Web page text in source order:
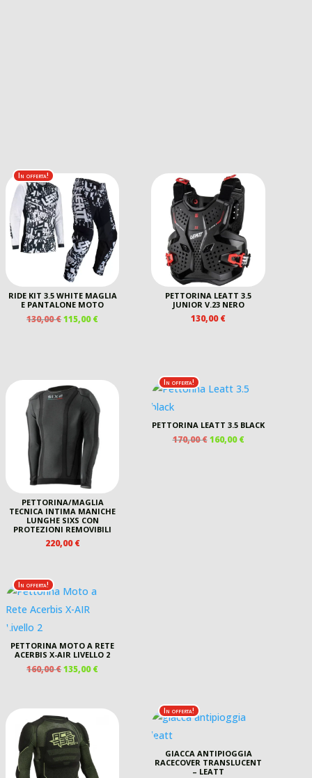
In offerta!
RIDE KIT 3.5 WHITE MAGLIA
E PANTALONE MOTO
130,00€IL
115,00€IL
PETTORINA LEATT 3.5
JUNIOR V.23 NERO
130,00€
PETTORINA/MAGLIA
TECNICA INTIMA MANICHE
LUNGHE SIXS CON
PROTEZIONI REMOVIBILI
220,00€
In offerta!
PETTORINA LEATT 3.5 BLACK
170,00€ IL
160,00€IL
In offerta!
PETTORINA MOTO A RETE
ACERBIS X-AIR LIVELLO 2
160,00€IL
160,00 €.
135,00€IL
135,00 €.
In offerta!
GIACCA ANTIPIOGGIA
RACECOVER TRANSLUCENT
– LEATT